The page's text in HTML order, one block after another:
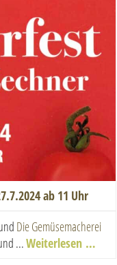
ab 11 Uhr
Die Gemüsemacherei
...Weiterlesen …